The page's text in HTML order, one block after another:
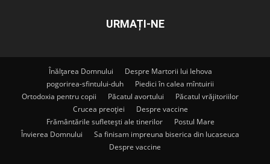
URMAȚI-NE
Înălțarea Domnului
Despre Martorii lui Iehova
pogorirea-sfintului-duh
Piedici în calea mîntuirii
Ortodoxia pentru copii
Păcatul avortului
Păcatul vrăjitoriilor
Crucea preoției
Despre vaccine
Frământările sufletești ale tinerilor
Postul Mare
Învierea Domnului
Sa finisam impreuna biserica din lucaseuca
Despre vaccine